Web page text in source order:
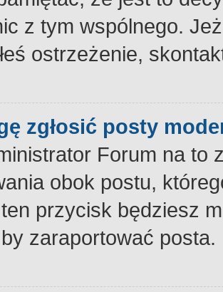
z tym wspólnego.
ostrzeżenie,
zgłosić posty
Forum na to
obok postu,
przycisk będziesz
zaraportować posta.